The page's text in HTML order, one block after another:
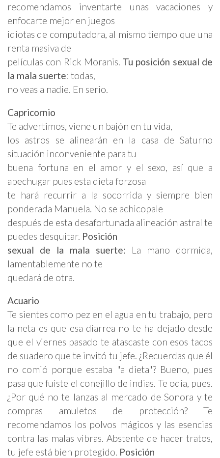
recomendamos inventarte unas vacaciones y
enfocarte mejor en juegos
idiotas de computadora, al mismo tiempo que una
renta masiva de
películas con Rick Moranis. Tu posición sexual de
la mala suerte: todas,
no veas a nadie. En serio.
Capricornio
Te advertimos, viene un bajón en tu vida,
los astros se alinearán en la casa de Saturno
situación inconveniente para tu
buena fortuna en el amor y el sexo, así que a
apechugar pues esta dieta forzosa
te hará recurrir a la socorrida y siempre bien
ponderada Manuela. No se achicopale
después de esta desafortunada alineación astral te
puedes desquitar. Posición
sexual de la mala suerte: La mano dormida,
lamentablemente no te
quedará de otra.
Acuario
Te sientes como pez en el agua en tu trabajo, pero
la neta es que esa diarrea no te ha dejado desde
que el viernes pasado te atascaste con esos tacos
de suadero que te invitó tu jefe. ¿Recuerdas que él
no comió porque estaba "a dieta"? Bueno, pues
pasa que fuiste el conejillo de indias. Te odia, pues.
¿Por qué no te lanzas al mercado de Sonora y te
compras amuletos de protección? Te
recomendamos los polvos mágicos y las esencias
contra las malas vibras. Abstente de hacer tratos,
tu jefe está bien protegido. Posición